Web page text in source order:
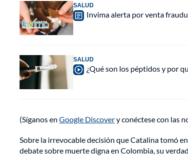
SALUD
Invima alerta por venta
SALUD
¿Qué son los péptidos y por
(Síganos en Google Discovery conéctese con las
Sobre la irrevocable decisión que Catalina tomó
debate sobre muerte digna en Colombia, su